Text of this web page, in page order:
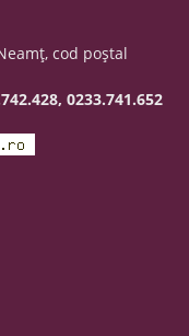
cod poştal
0233.741.652